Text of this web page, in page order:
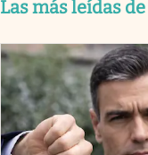
Las más leídas